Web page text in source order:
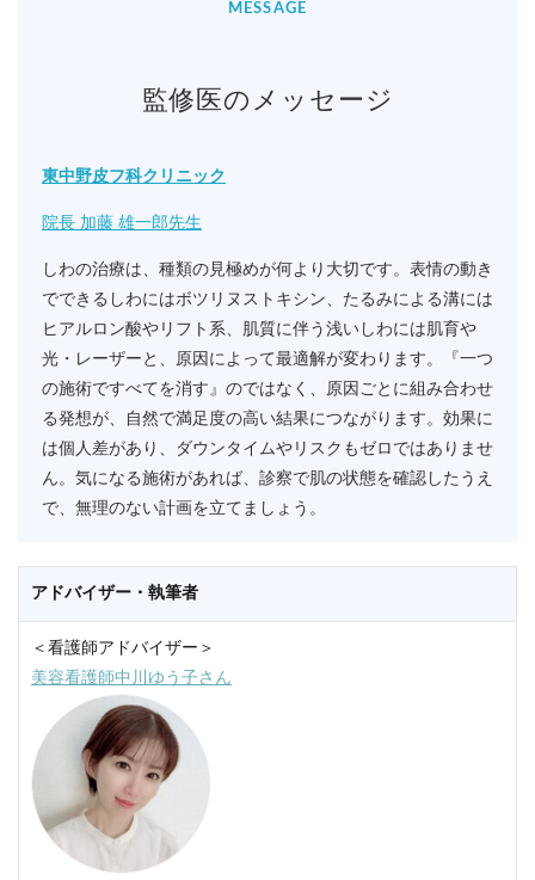
MESSAGE
監修医のメッセージ
東中野皮フ科クリニック
院長 加藤 雄一郎先生
しわの治療は、種類の見極めが何より大切です。表情の動き
でできるしわにはボツリヌストキシン、たるみによる溝には
ヒアルロン酸やリフト系、肌質に伴う浅いしわには肌育や
光・レーザーと、原因によって最適解が変わります。『一つ
の施術ですべてを消す』のではなく、原因ごとに組み合わせ
る発想が、自然で満足度の高い結果につながります。効果に
は個人差があり、ダウンタイムやリスクもゼロではありませ
ん。気になる施術があれば、診察で肌の状態を確認したうえ
で、無理のない計画を立てましょう。
アドバイザー・執筆者
＜看護師アドバイザー＞
美容看護師中川ゆう子さん